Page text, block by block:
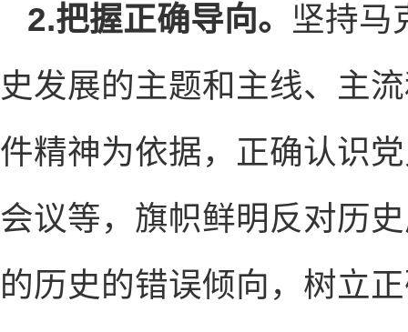
2.把握正确导向。 坚持马
史发展的主题和主线、主
件精神为依据，正确认识
会议等，旗帜鲜明反对历
的历史的错误倾向，树立